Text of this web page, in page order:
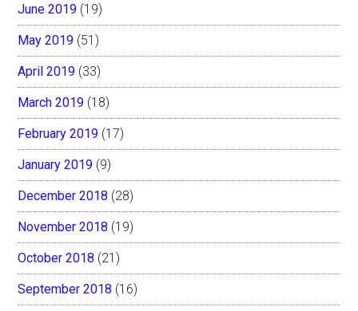
June 2019 (19)
May 2019 (51)
April 2019 (33)
March 2019 (18)
February 2019 (17)
January 2019 (9)
December 2018 (28)
November 2018 (19)
October 2018 (21)
September 2018 (16)